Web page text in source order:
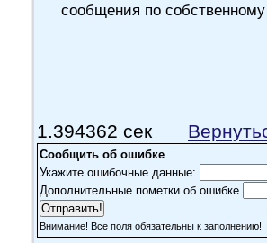
сообщения по
1.394362 сек
Сообщить об ошибке
Укажите ошибочные данные:
Дополнительные пометки об ошибке
Внимание! Все поля обязательны к заполнению!